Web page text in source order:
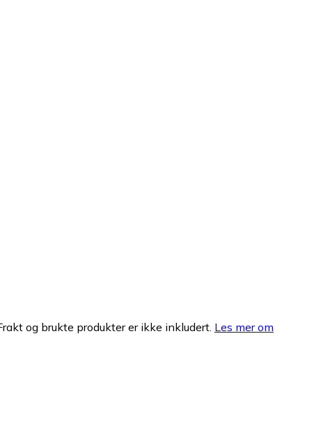
og brukte produkter er ikke inkludert. Les mer om